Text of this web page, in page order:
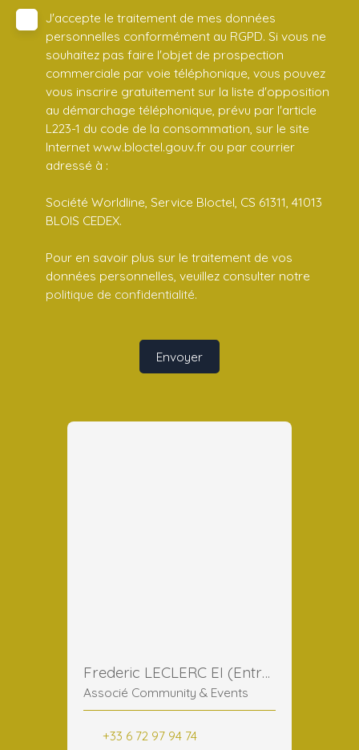
J'accepte le traitement de mes données
personnelles conformément au RGPD. Si vous ne
souhaitez pas faire l'objet de prospection
commerciale par voie téléphonique, vous pouvez
vous inscrire gratuitement sur la liste d'opposition
au démarchage téléphonique, prévu par l'article
L223-1 du code de la consommation, sur le site
Internet www.bloctel.gouv.fr ou par courrier
adressé à :
Société Worldline, Service Bloctel, CS 61311, 41013
BLOIS CEDEX.
Pour en savoir plus sur le traitement de vos
données personnelles, veuillez consulter notre
politique de confidentialité.
Envoyer
Frederic LECLERC EI (Entreprise Individuelle)
Associé Community & Events
+33 6 72 97 94 74